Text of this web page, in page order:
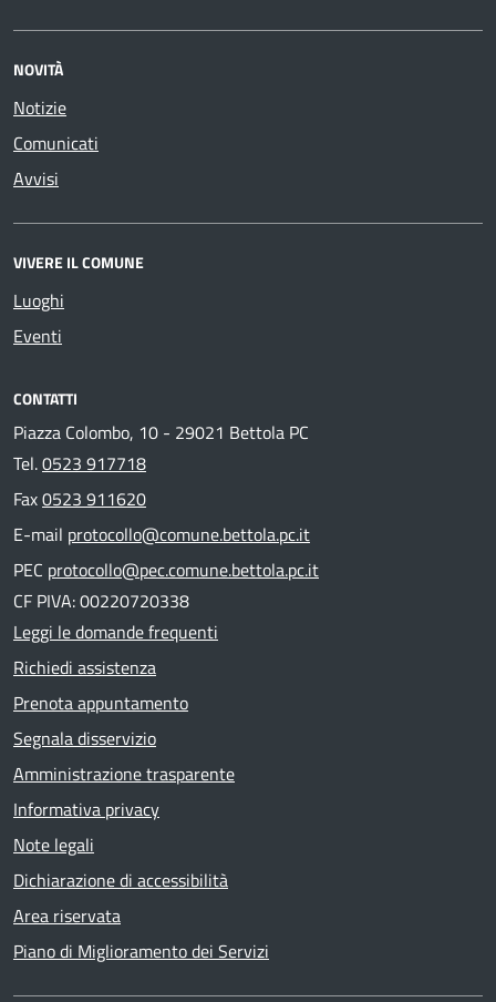
NOVITÀ
Notizie
Comunicati
Avvisi
VIVERE IL COMUNE
Luoghi
Eventi
CONTATTI
Piazza Colombo, 10 - 29021 Bettola PC
Tel.0523 917718
Fax0523 911620
E-mail protocollo@comune.bettola.pc.it
PEC protocollo@pec.comune.bettola.pc.it
CF PIVA: 00220720338
Leggi le domande frequenti
Richiedi assistenza
Prenota appuntamento
Segnala disservizio
Amministrazione trasparente
Informativa privacy
Note legali
Dichiarazione di accessibilità
Area riservata
Piano di Miglioramento dei Servizi